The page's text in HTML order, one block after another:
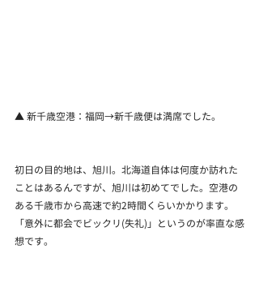
▲ 新千歳空港：福岡→新千歳便は満席でした。
初日の目的地は、旭川。北海道自体は何度か訪れた
ことはあるんですが、旭川は初めてでした。空港の
ある千歳市から高速で約2時間くらいかかります。
「意外に都会でビックリ(失礼)」というのが率直な感
想です。